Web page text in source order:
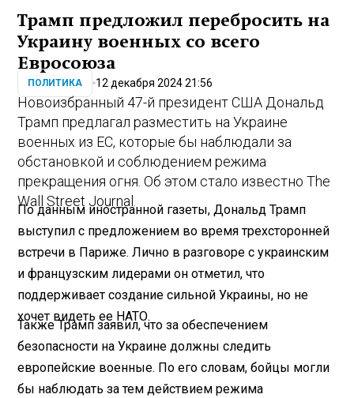
Трамп предложил перебросить на
Украину военных со всего
Евросоюза
ПОЛИТИКА 12 декабря 2024 21:56
Новоизбранный 47-й президент США Дональд
Трамп предлагал разместить на Украине
военных из ЕС, которые бы наблюдали за
обстановкой и соблюдением режима
прекращения огня. Об этом стало известно The
Wall Street Journal.
По данным иностранной газеты, Дональд Трамп
выступил с предложением во время трехсторонней
встречи в Париже. Лично в разговоре с украинским
и французским лидерами он отметил, что
поддерживает создание сильной Украины, но не
хочет видеть ее НАТО.
Также Трамп заявил, что за обеспечением
безопасности на Украине должны следить
европейские военные. По его словам, бойцы могли
бы наблюдать за тем действием режима